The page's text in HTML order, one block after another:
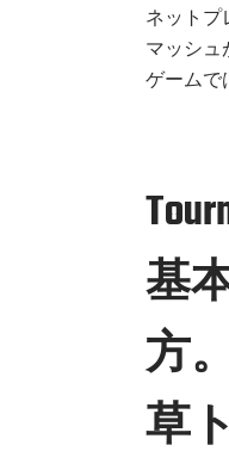
ネットプ
マッシュ
ゲームで
基
方
草